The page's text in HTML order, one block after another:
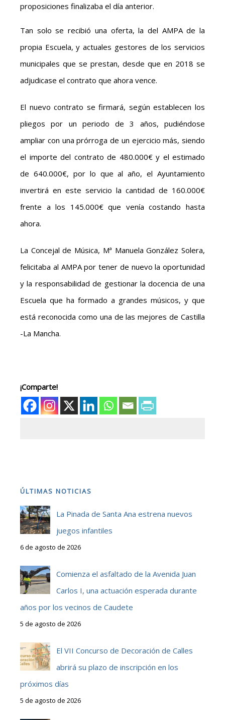
proposiciones finalizaba el día anterior.
Tan solo se recibió una oferta, la del AMPA de la
propia Escuela, y actuales gestores de los servicios
municipales que se prestan, desde que en 2018 se
adjudicase el contrato que ahora vence.
El nuevo contrato se firmará, según establecen los
pliegos por un periodo de 3 años, pudiéndose
ampliar con una prórroga de un ejercicio más, siendo
el importe del contrato de 480.000€ y el estimado
de 640.000€, por lo que al año, el Ayuntamiento
invertirá en este servicio la cantidad de 160.000€
frente a los 145.000€ que venía costando hasta
ahora.
La Concejal de Música, Mª Manuela González Solera,
felicitaba al AMPA por tener de nuevo la oportunidad
y la responsabilidad de gestionar la docencia de una
Escuela que ha formado a grandes músicos, y que
está reconocida como una de las mejores de Castilla
-La Mancha.
¡Comparte!
ÚLTIMAS NOTICIAS
La Pinada de Santa Ana estrena nuevos
juegos infantiles
6 de agosto de 2026
Comienza el asfaltado de la Avenida Juan
Carlos I, una actuación esperada durante
años por los vecinos de Caudete
5 de agosto de 2026
El VII Concurso de Decoración de Calles
abrirá su plazo de inscripción en los
próximos días
5 de agosto de 2026